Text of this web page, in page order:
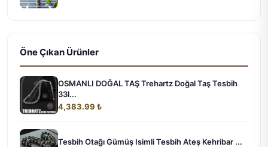
Öne Çıkan Ürünler
OSMANLI DOĞAL TAŞ Trehartz Doğal Taş Tesbih
33l...
4,383.99 ₺
Tesbih Otağı Gümüş Isimli Tesbih Ateş Kehribar ...